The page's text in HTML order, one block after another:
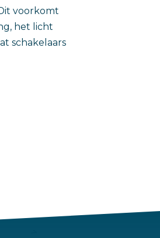
voorkomt
het licht
schakelaars